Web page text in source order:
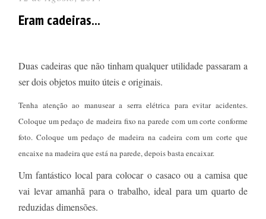
Eram cadeiras...
Duas cadeiras que não tinham qualquer utilidade passaram a
ser dois objetos muito úteis e originais.
Tenha atenção ao manusear a serra elétrica para evitar acidentes.
Coloque um pedaço de madeira fixo na parede com um corte conforme
foto. Coloque um pedaço de madeira na cadeira com um corte que
encaixe na madeira que está na parede, depois basta encaixar.
Um fantástico local para colocar o casaco ou a camisa que
vai levar amanhã para o trabalho, ideal para um quarto de
reduzidas dimensões.